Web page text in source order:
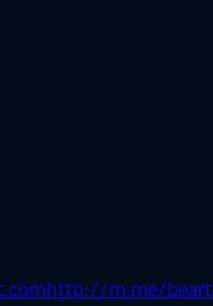
http://m.me/